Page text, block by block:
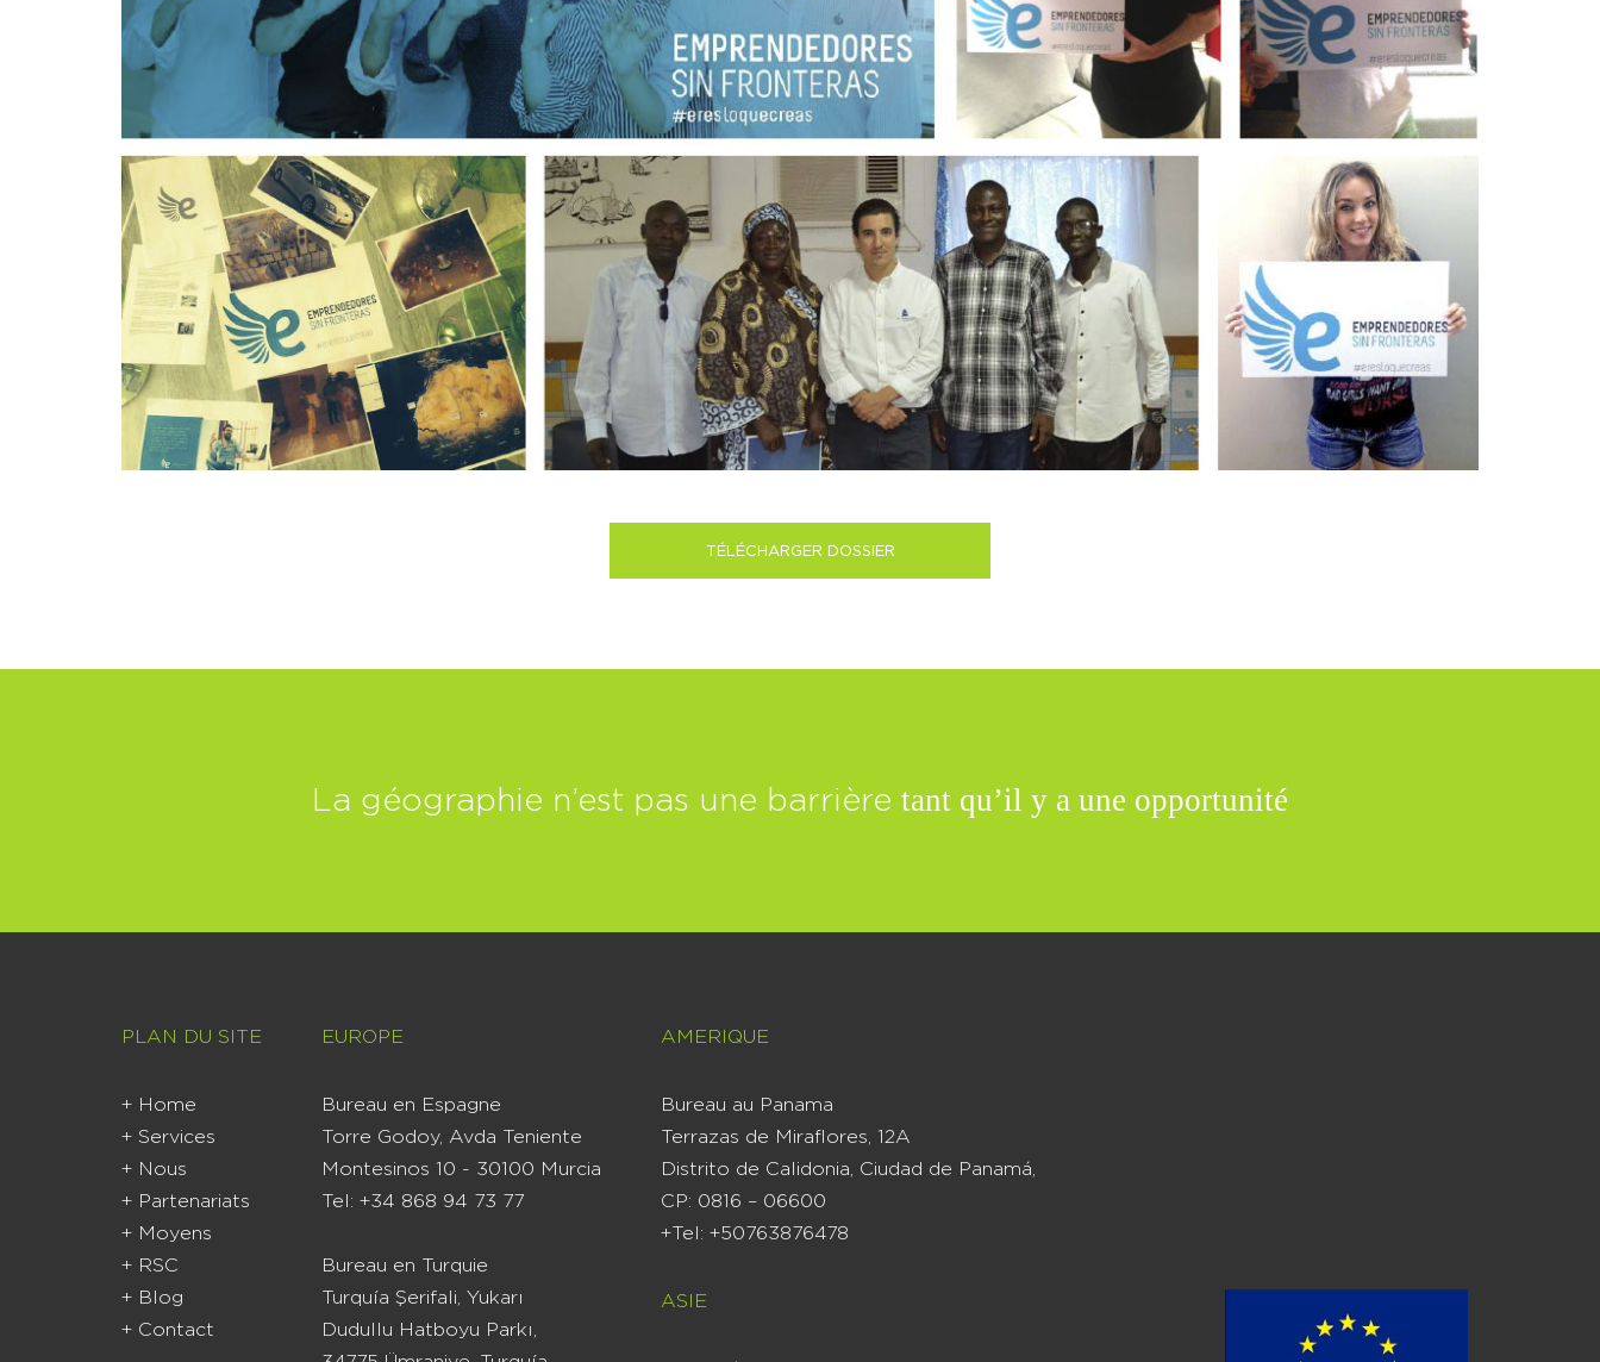
TÉLÉCHARGER DOSSIER
La géographie n’est pas une barrière tant qu’il y a une opportunité
PLAN DU SITE
+ Home
+ Services
+ Nous
+ Partenariats
+ Moyens
+ RSC
+ Blog
+ Contact
EUROPE
Bureau en Espagne
Torre Godoy, Avda Teniente
Montesinos 10 - 30100 Murcia
Tel: +34 868 94 73 77
Bureau en Turquie
Turquía Şerifali, Yukarı
Dudullu Hatboyu Parkı,
AMERIQUE
Bureau au Panama
Terrazas de Miraflores, 12A
Distrito de Calidonia, Ciudad de Panamá,
CP: 0816 – 06600
+Tel: +50763876478
ASIE